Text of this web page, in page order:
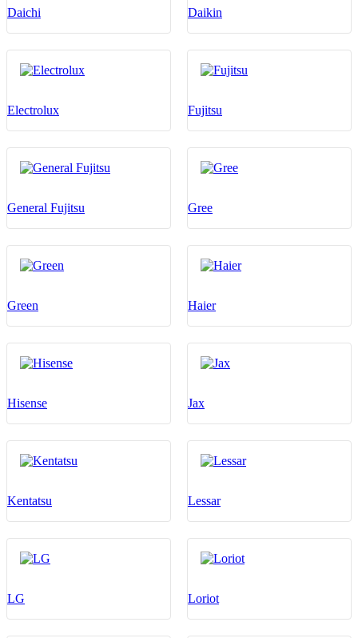
Daichi Daikin
Electrolux Fujitsu
General Fujitsu Gree
Green Haier
Hisense Jax
Kentatsu Lessar
LG Loriot